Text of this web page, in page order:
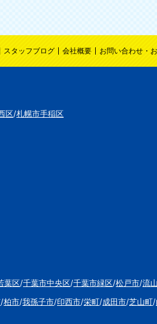
スタッフブログ 会社概要 お問い合わせ・
区/札幌市手稲区
葉区/千葉市中央区/千葉市緑区/松戸市/流
/柏市/我孫子市/印西市/栄町/成田市/芝山町/